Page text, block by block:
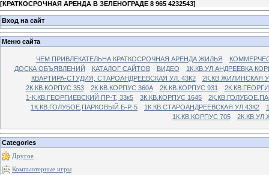
[КРАТКОСРОЧНАЯ АРЕНДА В ЗЕЛЕНОГРАДЕ 8 965 4232543]
Вход на сайт
Меню сайта
ЧЕМ ПРИВЛЕКАТЕЛЬНА КРАТКОСРОЧНАЯ АРЕНДА ЖИЛЬЯ
ДОСКА ОБЪЯВЛЕНИЙ
КАТАЛОГ САЙТОВ ВИДЕО
1К.КВ.УЛ.АНДРЕЕВКА
КВАРТИРА-СТУДИЯ, СТАРОАНДРЕЕВСКАЯ УЛ. 43К2
2К.КВ.ЖИЛИНСКАЯ
2К.КВ.КОРПУС 353
2К.КВ.КОРПУС 360А 2К.КВ.КОРПУС 931
1-К.КВ.ГЕОРГИЕВСКИЙ ПР-Т, 33к5
3К.КВ.КОРПУС 1645
1К.КВ.ГОЛУБОЕ,ПАРКОВЫЙ Б-Р. 5
1К.КВ.СТАРОАНДРЕЕВСКАЯ УЛ.43К2
1К.КВ.КОРПУС 705
Categories
Другое
Компьютерные игры